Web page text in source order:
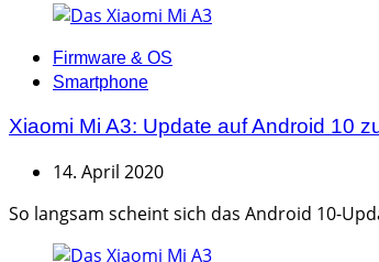
Categories
Firmware & OS
Smartphone
Xiaomi Mi A3: Update auf Android 10
14. April 2020
So langsam scheint sich das Android 10-